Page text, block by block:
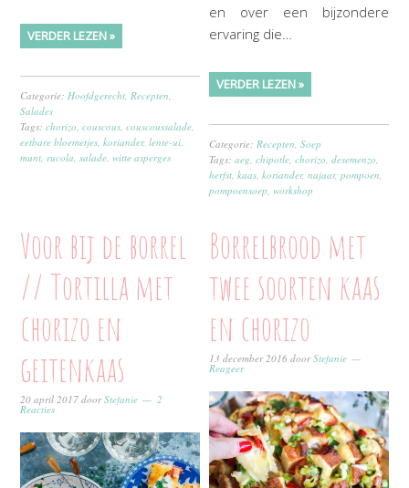
VERDER LEZEN »
Categorie: Hoofdgerecht Recepten
Salades
Tags:chorizo ,couscous ,couscoussalade
eetbare bloemetjes ,koriander,lente-ui
munt rucola ,salade ,witte asperges
en over een bijzondere
ervaring die…
VERDER LEZEN »
Categorie: Recepten ,Soep
Tags:aeg ,chipotle ,chorizo ,desemenzo
herfst ,kaas ,koriander,najaar,pompoen
pompoensoep ,workshop
Voor bij de borrel
// Tortilla met
chorizo en
geitenkaas
20 april 2017 doorStefanie 2
Reacties
Borrelbrood met
twee soorten kaas
en chorizo
13 december 2016 doorStefanie
Reageer